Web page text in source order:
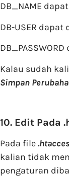
DB_NAME
DB-USER dapat
Kalau sudah
Simpan
10. Edit Pada
Pada file.htacces
kalian tidak
pengaturan